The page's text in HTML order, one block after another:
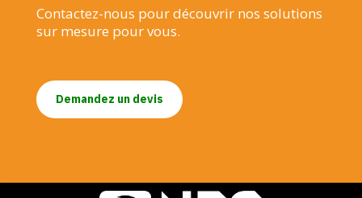
Contactez-nous pour découvrir nos solutions
sur mesure pour vous.
Demandez un devis